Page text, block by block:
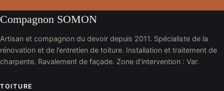
Compagnon SOMON
Artisan et compagnon du devoir depuis 2011. Spécialiste de la
rénovation et de l’entretien de toiture. Installation et traitement de
charpente. Ravalement de façade. Zone d’intervention : Var.
TOITURE